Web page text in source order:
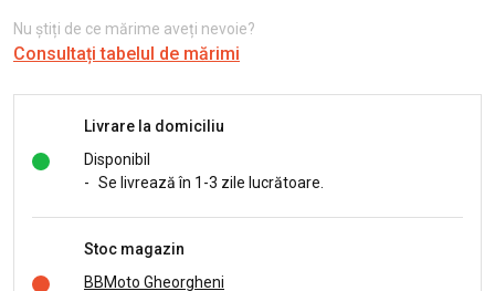
Nu știți de ce mărime aveți nevoie?
Consultați tabelul de mărimi
Livrare la domiciliu
Disponibil
- Se livrează în 1-3 zile lucrătoare.
Stoc magazin
BBMoto Gheorgheni